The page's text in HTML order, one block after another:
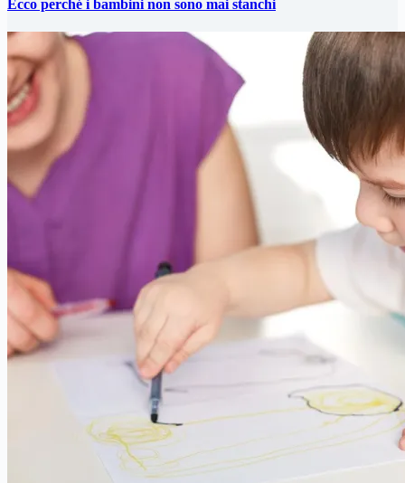
Ecco perché i bambini non sono mai stanchi